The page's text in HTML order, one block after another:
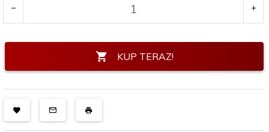
KUP TERAZ!